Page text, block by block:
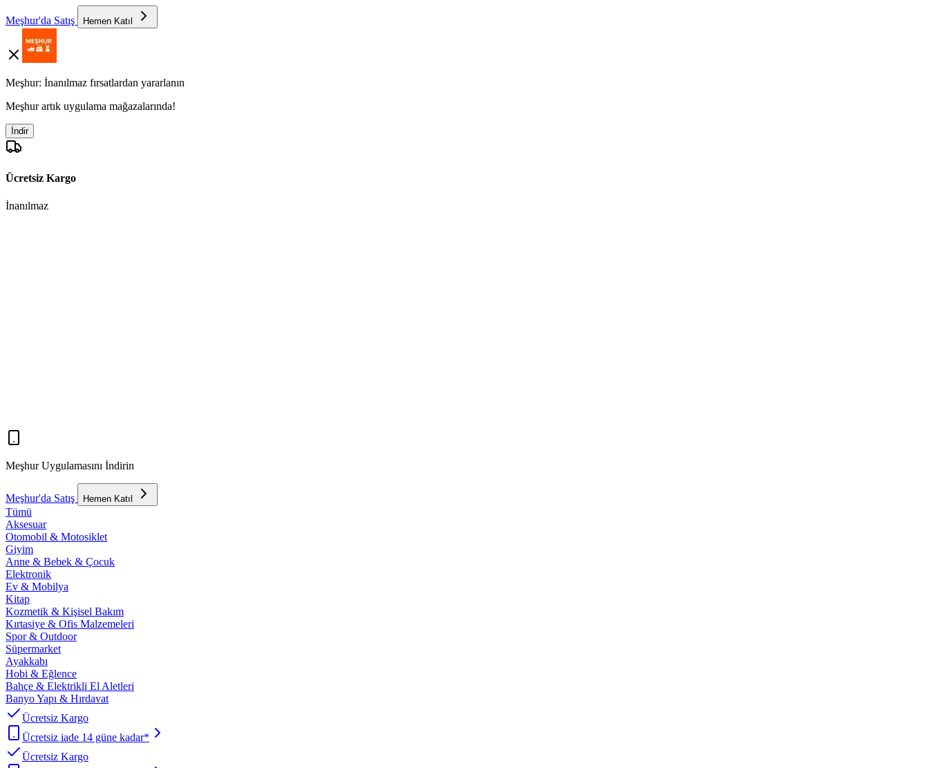
Meşhur'da Satış Hemen Katıl
Meşhur: İnanılmaz fırsatlardan yararlanın
Meşhur artık uygulama mağazalarında!
İndir
Ücretsiz Kargo
İnanılmaz
Meşhur Uygulamasını İndirin
Meşhur'da Satış Hemen Katıl
Tümü
Aksesuar
Otomobil & Motosiklet
Giyim
Anne & Bebek & Çocuk
Elektronik
Ev & Mobilya
Kitap
Kozmetik & Kişisel Bakım
Kırtasiye & Ofis Malzemeleri
Spor & Outdoor
Süpermarket
Ayakkabı
Hobi & Eğlence
Bahçe & Elektrikli El Aletleri
Banyo Yapı & Hırdavat
Ücretsiz Kargo
Ücretsiz iade 14 güne kadar*
Ücretsiz Kargo